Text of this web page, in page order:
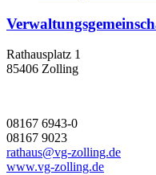
Rathausplatz 1
85406 Zolling
08167 6943-0
08167 9023
rathaus@vg-zolling.de
www.vg-zolling.de